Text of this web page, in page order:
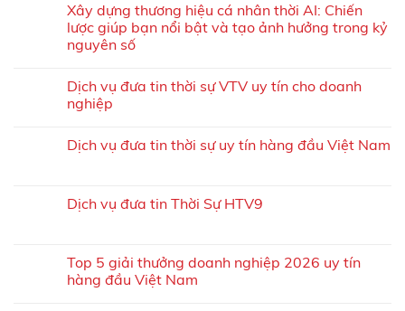
Xây dựng thương hiệu cá nhân thời AI: Chiến
lược giúp bạn nổi bật và tạo ảnh hưởng trong kỷ
nguyên số
Dịch vụ đưa tin thời sự VTV uy tín cho doanh
nghiệp
Dịch vụ đưa tin thời sự uy tín hàng đầu Việt Nam
Dịch vụ đưa tin Thời Sự HTV9
Top 5 giải thưởng doanh nghiệp 2026 uy tín
hàng đầu Việt Nam